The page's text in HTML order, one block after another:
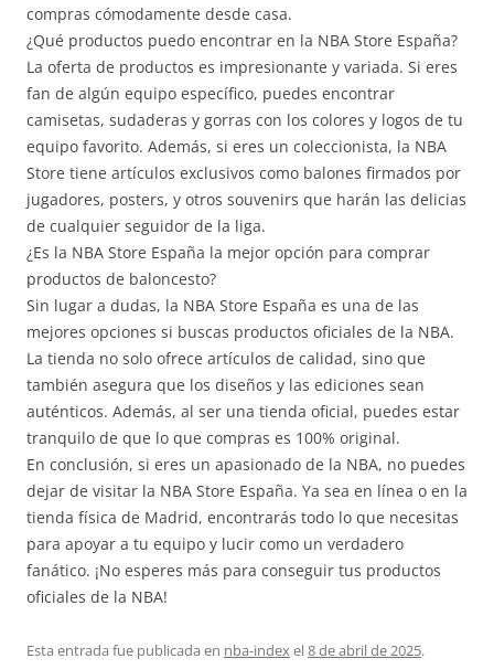
compras cómodamente desde casa.
¿Qué productos puedo encontrar en la NBA Store España?
La oferta de productos es impresionante y variada. Si eres
fan de algún equipo específico, puedes encontrar
camisetas, sudaderas y gorras con los colores y logos de tu
equipo favorito. Además, si eres un coleccionista, la NBA
Store tiene artículos exclusivos como balones firmados por
jugadores, posters, y otros souvenirs que harán las delicias
de cualquier seguidor de la liga.
¿Es la NBA Store España la mejor opción para comprar
productos de baloncesto?
Sin lugar a dudas, la NBA Store España es una de las
mejores opciones si buscas productos oficiales de la NBA.
La tienda no solo ofrece artículos de calidad, sino que
también asegura que los diseños y las ediciones sean
auténticos. Además, al ser una tienda oficial, puedes estar
tranquilo de que lo que compras es 100% original.
En conclusión, si eres un apasionado de la NBA, no puedes
dejar de visitar la NBA Store España. Ya sea en línea o en la
tienda física de Madrid, encontrarás todo lo que necesitas
para apoyar a tu equipo y lucir como un verdadero
fanático. ¡No esperes más para conseguir tus productos
oficiales de la NBA!
Esta entrada fue publicada en nba-indexel8 de abril de 2025.